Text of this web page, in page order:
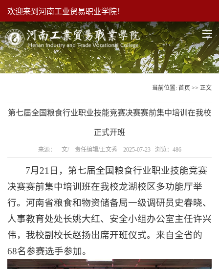
欢迎来到河南工业贸易职业学院！
当前位置: 首页 >> 正文
第七届全国粮食行业职业技能竞赛决赛赛前集中培训在我校
正式开班
来源： 文/ 责任编辑/王文秀 2025-07-23 浏览： 486
7月21日，第七届全国粮食行业职业技能竞赛
决赛赛前集中培训班在我校龙湖校区多功能厅举
行。河南省粮食和物资储备局一级调研员史春晓、
人事教育处处长姚大红、安全小组办公室主任许兴
伟，我校副校长赵扬出席开班仪式。来自全省的
68名参赛选手参加。